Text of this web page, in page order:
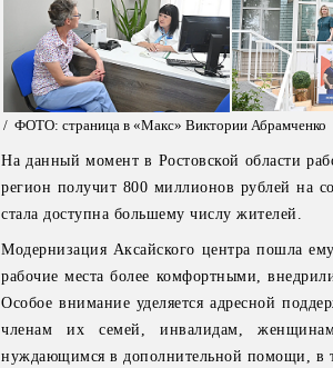
/ ФОТО: страница в «Макс» Виктории Абрамченко
На данный момент в Ростовской области
регион получит 800 миллионов рублей на
стала доступна большему числу жителей.
Модернизация Аксайского центра пошла
рабочие места более комфортными,
Особое внимание уделяется адресной
членам их семей, инвалидам,
нуждающимся в дополнительной помощи, в